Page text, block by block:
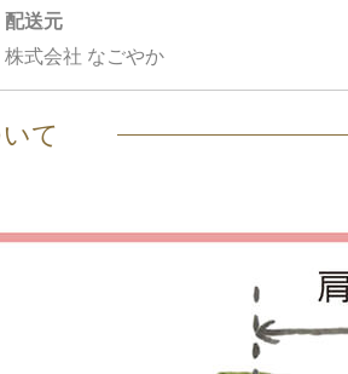
配送元
株式会社 なごやか
て